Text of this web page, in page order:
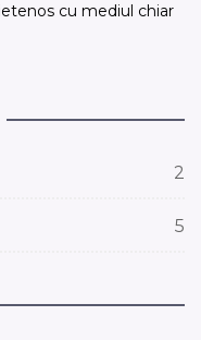
cu mediul chiar
2
5